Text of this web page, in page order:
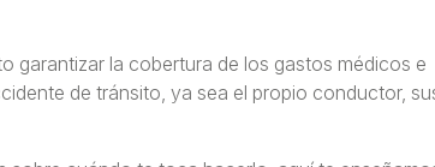
garantizar la cobertura de los gastos médicos e
de tránsito, ya sea el propio conductor,